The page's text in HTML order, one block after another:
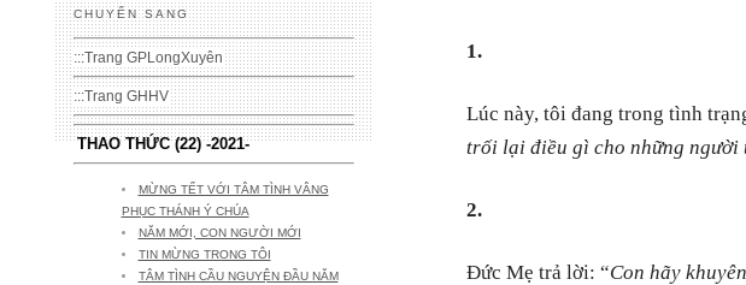
CHUYỂN SANG
:::Trang GPLongXuyên
:::Trang GHHV
THAO THỨC (22) -2021-
MỪNG TẾT VỚI TÂM TÌNH VÂNG
PHỤC THÁNH Ý CHÚA
NĂM MỚI, CON NGƯỜI MỚI
TIN MỪNG TRONG TÔI
TÂM TÌNH CẦU NGUYỆN ĐẦU NĂM
1.
Lúc này, tôi đang trong tình
trối lại điều gì cho những người
2.
Đức Mẹ trả lời: “Con hãy